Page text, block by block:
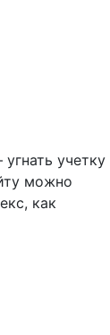
учетку
можно
как